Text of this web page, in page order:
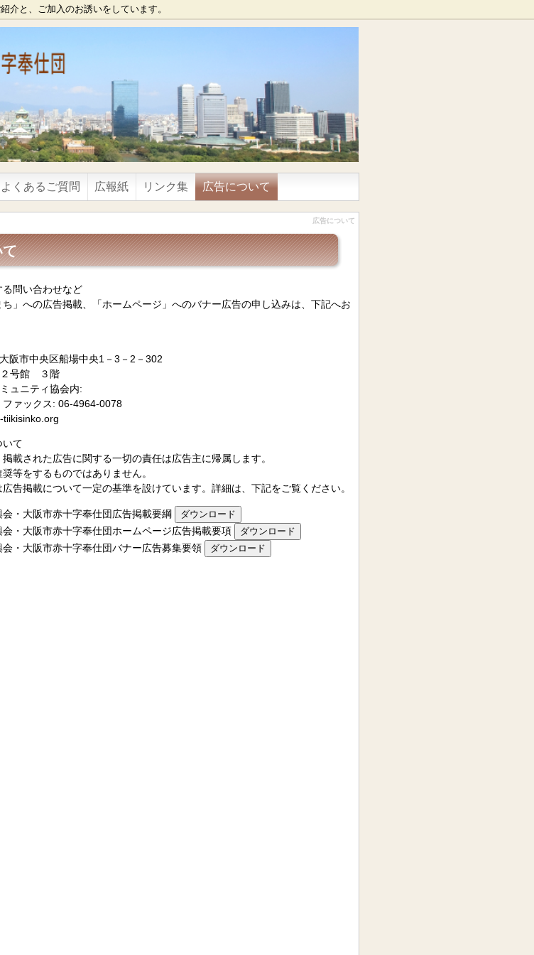
と、ご加入のお誘いをしています。
よくあるご質問 広報紙 リンク集 広告について
広告について
て
問い合わせなど
」への広告掲載、「ホームページ」へのバナー広告の申し込みは、下記へお
市中央区船場中央1－3－2－302
２号館 ３階
ュニティ協会内:
ァックス: 06-4964-0078
tiikisinko.org
いて
載された広告に関する一切の責任は広告主に帰属します。
等をするものではありません。
告掲載について一定の基準を設けています。詳細は、下記をご覧ください。
・大阪市赤十字奉仕団広告掲載要綱
会・大阪市赤十字奉仕団ホームページ広告掲載要項
会・大阪市赤十字奉仕団バナー広告募集要領